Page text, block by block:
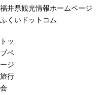
福井県観光情報ホームページ
ふくいドットコム
トッ
プペ
ージ
旅行
会